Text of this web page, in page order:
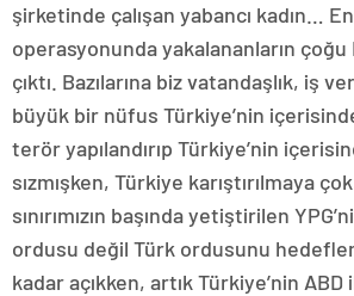
şirketinde çalışan yabancı kadın…
operasyonunda yakalananların
çıktı. Bazılarına biz vatandaşlık, iş
büyük bir nüfus Türkiye’nin
terör yapılandırıp Türkiye’nin
sızmışken, Türkiye karıştırılmaya
sınırımızın başında yetiştirilen
ordusu değil Türk ordusunu
kadar açıkken, artık Türkiye’nin